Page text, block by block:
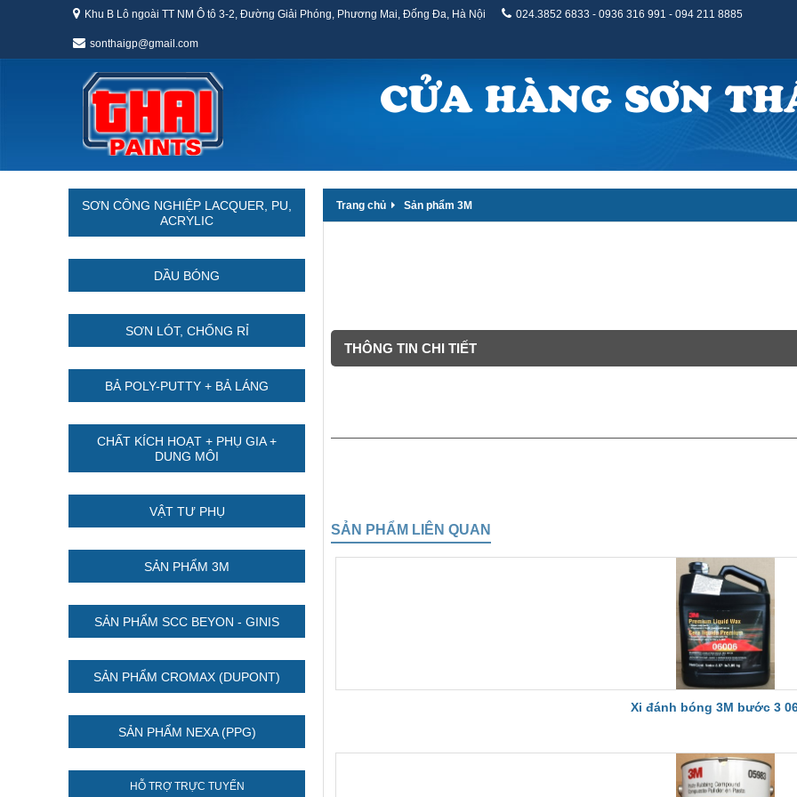
Khu B Lô ngoài TT NM Ô tô 3-2, Đường Giải Phóng, Phương Mai, Đống Đa, Hà Nội 024.3852 6833 - 0936 316 991 - 094 211 8885
sonthaigp@gmail.com
CỬA HÀNG SƠN
SƠN CÔNG NGHIỆP LACQUER, PU,
ACRYLIC
DẦU BÓNG
SƠN LÓT, CHỐNG RỈ
BẢ POLY-PUTTY + BẢ LÁNG
CHẤT KÍCH HOẠT + PHỤ GIA +
DUNG MÔI
VẬT TƯ PHỤ
SẢN PHẨM 3M
SẢN PHẨM SCC BEYON - GINIS
SẢN PHẨM CROMAX (DUPONT)
SẢN PHẨM NEXA (PPG)
HỖ TRỢ TRỰC TUYẾN
Trang chủ Sản phẩm 3M
THÔNG TIN CHI TIẾT
SẢN PHẨM LIÊN QUAN
Xi đánh bóng 3M bước 3